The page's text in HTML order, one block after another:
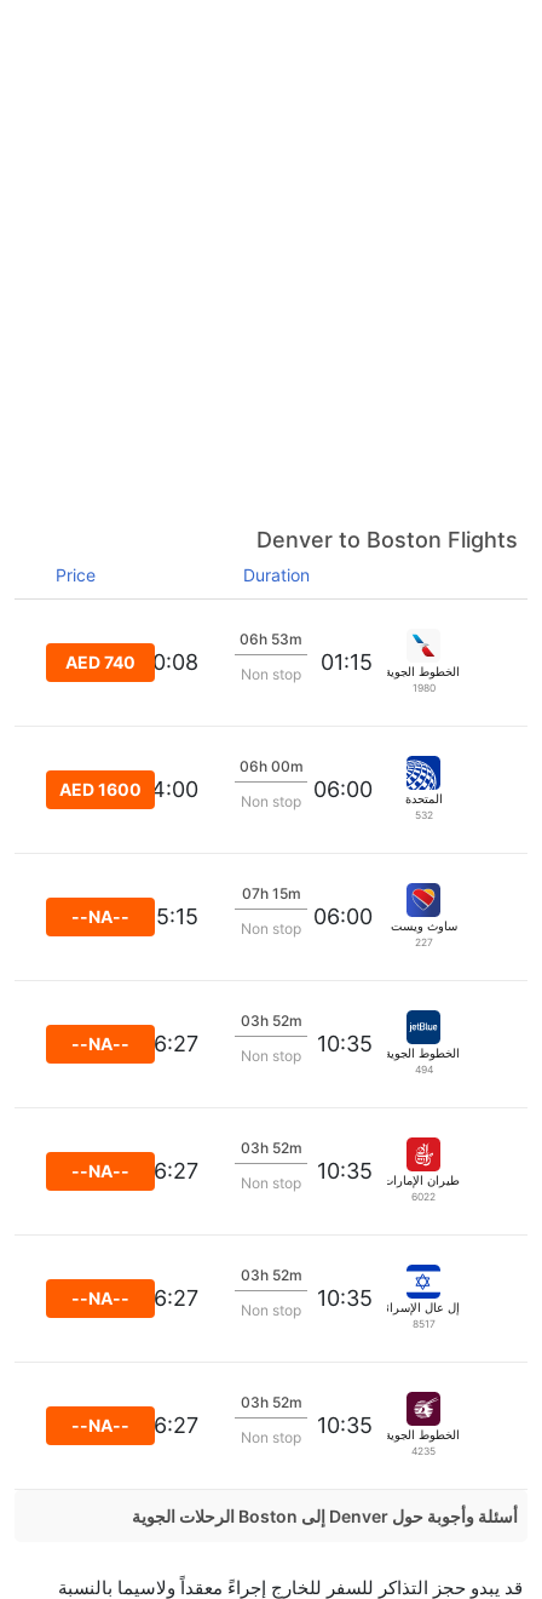
Denver to Boston Flights
Duration
Price
الخطوط الجوية الأمريكية
1980
01:15
06h 53m
Non stop
10:08
AED 740
المتحدة
532
06:00
06h 00m
Non stop
14:00
AED 1600
ساوث ويست
227
06:00
07h 15m
Non stop
15:15
--NA--
الخطوط الجوية جيت بلو
494
10:35
03h 52m
Non stop
16:27
--NA--
طيران الإمارات
6022
10:35
03h 52m
Non stop
16:27
--NA--
إل عال الإسرائيلية للطيران
8517
10:35
03h 52m
Non stop
16:27
--NA--
الخطوط الجوية القطرية
4235
10:35
03h 52m
Non stop
16:27
--NA--
أسئلة وأجوبة حول Denver إلى Boston الرحلات الجوية
رحلة مباشرة من إلىبوسطن مما تستغرقه الخطوط الجوية
قد يبدو حجز التذاكر للسفر للخارج إجراءً معقداً ولاسيما بالنسبة